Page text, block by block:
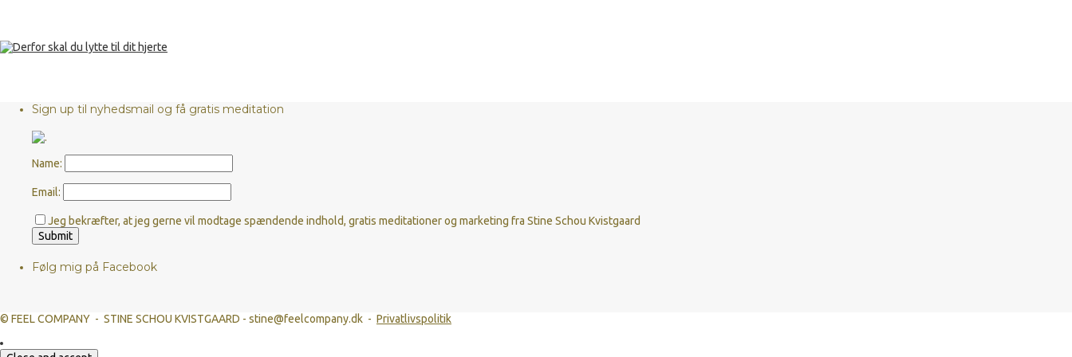
Sign up til nyhedsmail og få gratis meditation
Name:
Email:
Jeg bekræfter, at jeg gerne vil modtage spændende indhold, gratis meditationer og marketing fra Stine Schou Kvistgaard
Følg mig på Facebook
© FEEL COMPANY - STINE SCHOU KVISTGAARD - stine@feelcompany.dk - Privatlivspolitik